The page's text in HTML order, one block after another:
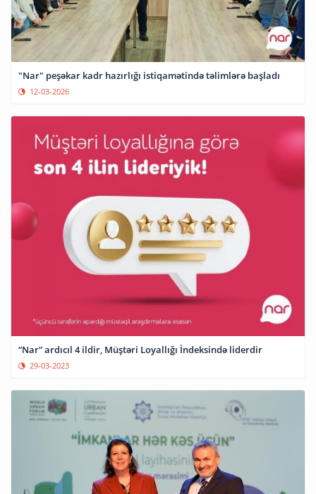
"Nar" peşəkar kadr hazırlığı istiqamətində təlimlərə başladı
12-03-2026
“Nar” ardıcıl 4 ildir, Müştəri Loyallığı İndeksində liderdir
29-03-2023